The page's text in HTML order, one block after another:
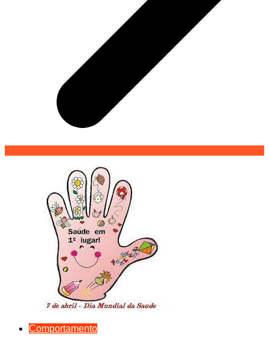
Comportamento